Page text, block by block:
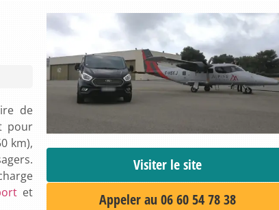
de
pour
km),
et
Visiter le site
Appeler au 06 60 54 78 38